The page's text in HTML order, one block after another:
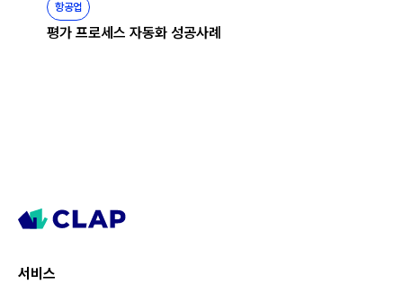
항공업
평가 프로세스 자동화 성공사례
서비스